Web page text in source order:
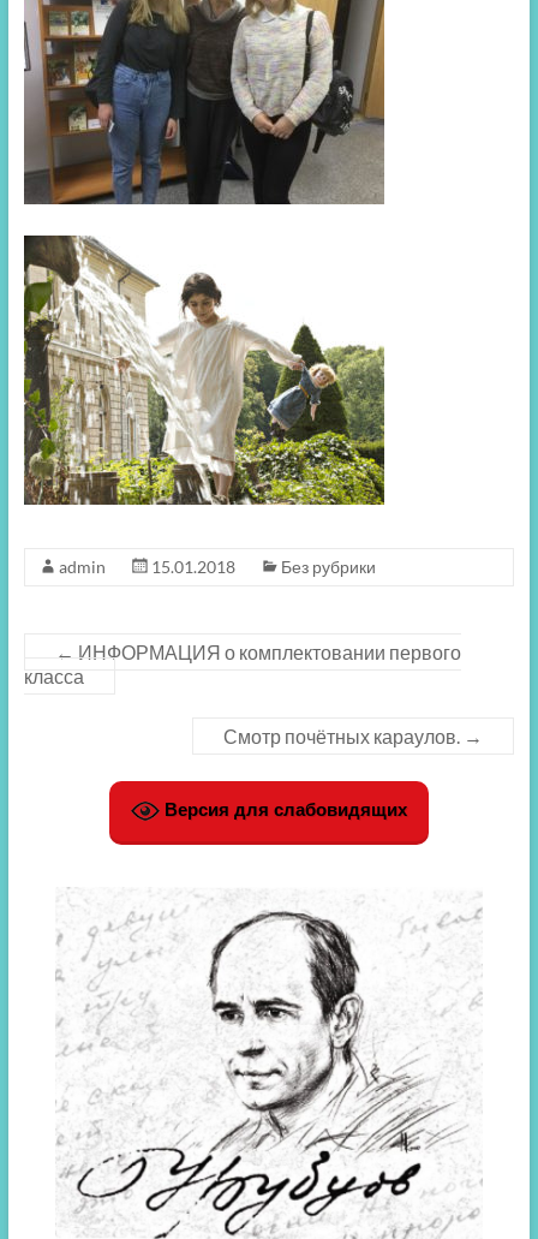
admin 15.01.2018 Без рубрики
← ИНФОРМАЦИЯ о комплектовании первого
класса
Смотр почётных караулов. →
Версия для слабовидящих